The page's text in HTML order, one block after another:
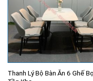
Thanh Lý Bộ Bàn Ăn 6 Ghế